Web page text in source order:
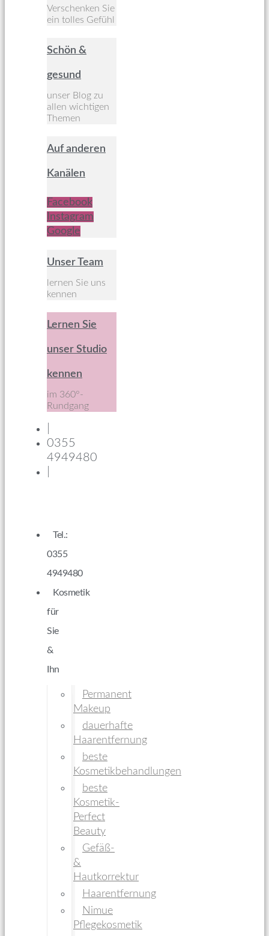
Verschenken Sie
ein tolles Gefühl
Schön &
gesund
unser Blog zu
allen wichtigen
Themen
Auf anderen
Kanälen
Facebook
Instagram
Google
Unser Team
lernen Sie uns
kennen
Lernen Sie
unser Studio
kennen
im 360°-
Rundgang
0355
4949480
Tel.:
0355
4949480
Kosmetik
für
Sie
&
Ihn
Permanent
Makeup
dauerhafte
Haarentfernung
beste
Kosmetikbehandlungen
beste
Kosmetik-
Perfect
Beauty
Gefäß-
&
Hautkorrektur
Haarentfernung
Nimue
Pflegekosmetik